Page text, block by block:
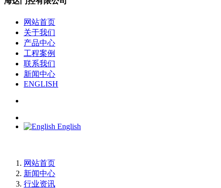
网站首页
关于我们
产品中心
工程案例
联系我们
新闻中心
ENGLISH
English
网站首页
新闻中心
行业资讯